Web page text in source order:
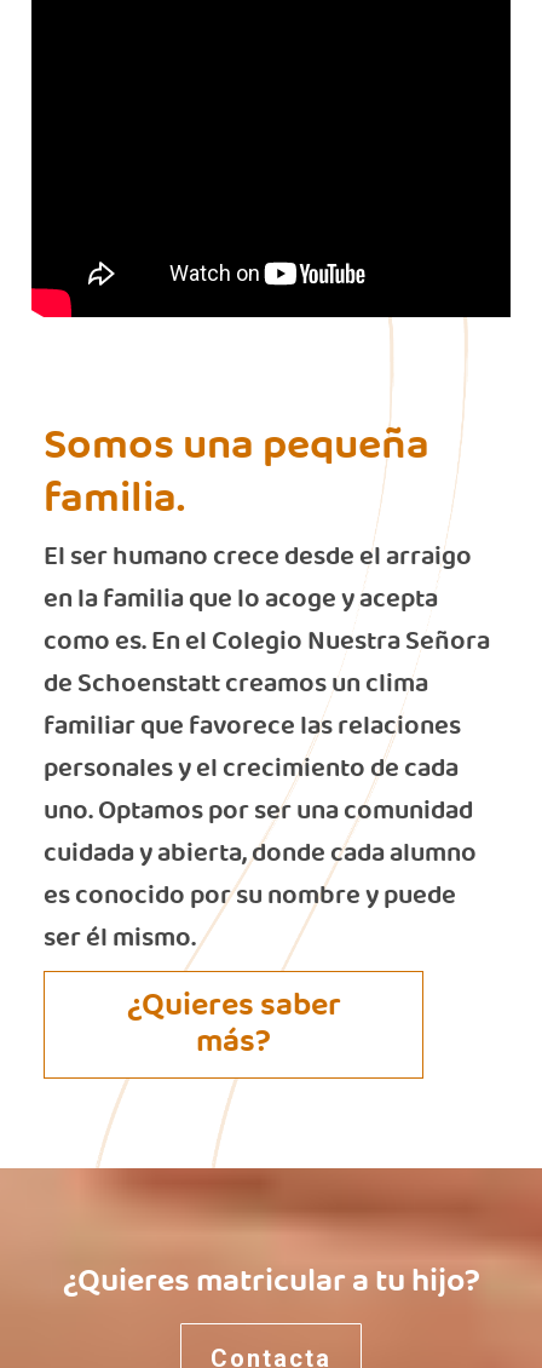
Somos una pequeña
familia.
El ser humano crece desde el arraigo
en la familia que lo acoge y acepta
como es. En el Colegio Nuestra Señora
de Schoenstatt creamos un clima
familiar que favorece las relaciones
personales y el crecimiento de cada
uno. Optamos por ser una comunidad
cuidada y abierta, donde cada alumno
es conocido por su nombre y puede
ser él mismo.
¿Quieres saber
más?
¿Quieres matricular a tu hijo?